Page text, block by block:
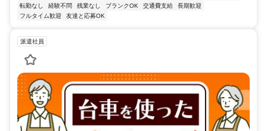
転勤なし
経験不問 残業なし ブランクOK 交通費支給
長期歓迎
フルタイム歓迎
友達と応募OK
派遣社員